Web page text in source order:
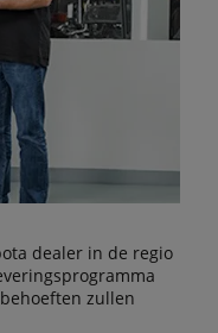
dealer in de regio
zullen